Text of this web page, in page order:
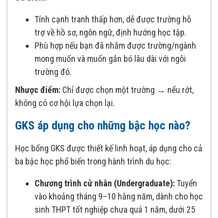
Tính cạnh tranh thấp hơn, dễ được trường hỗ
trợ về hồ sơ, ngôn ngữ, định hướng học tập.
Phù hợp nếu bạn đã nhắm được trường/ngành
mong muốn và muốn gắn bó lâu dài với ngôi
trường đó.
Nhược điểm: Chỉ được chọn một trường → nếu rớt,
không có cơ hội lựa chọn lại.
GKS áp dụng cho những bậc học nào?
Học bổng GKS được thiết kế linh hoạt, áp dụng cho cả
ba bậc học phổ biến trong hành trình du học:
Chương trình cử nhân (Undergraduate):Tuyển
vào khoảng tháng 9–10 hằng năm, dành cho học
sinh THPT tốt nghiệp chưa quá 1 năm, dưới 25